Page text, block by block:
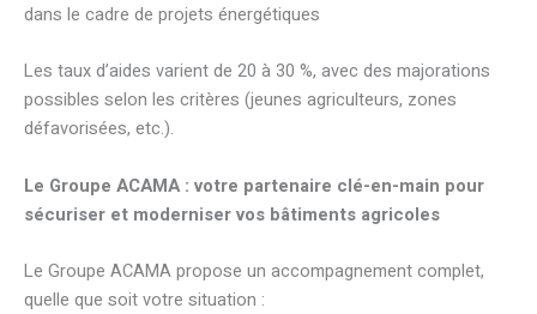
dans le cadre de projets énergétiques
Les taux d’aides varient de 20 à 30 %, avec des majorations
possibles selon les critères (jeunes agriculteurs, zones
défavorisées, etc.).
Le Groupe ACAMA : votre partenaire clé-en-main pour
sécuriser et moderniser vos bâtiments agricoles
Le Groupe ACAMA propose un accompagnement complet,
quelle que soit votre situation :